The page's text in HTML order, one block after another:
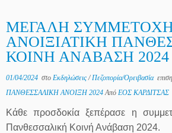
ΜΕΓΑΛΗ
ΑΝΟΙΞΙΑΤΙΚΗ
ΚΟΙΝΗ ΑΝΑΒΑΣΗ 2024
01/04/2024 στο Εκδηλώσεις/Πεζοπορία/Ορειβασία
ΠΑΝΘΕΣΣΑΛΙΚΗ ΑΝΟΙΞΗ 2024Από ΕΟΣ ΚΑΡΔΙΤΣΑΣ
Κάθε προσδοκία ξεπέρασε η
Πανθεσσαλική Κοινή Ανάβαση 2024.